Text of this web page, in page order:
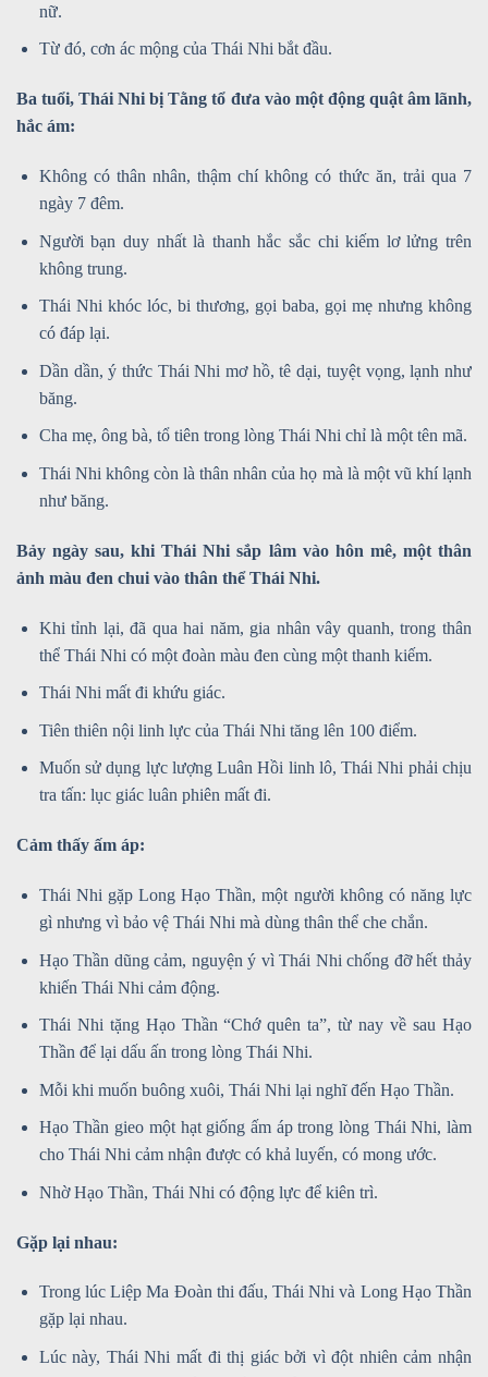
nữ.
Từ đó, cơn ác mộng của Thái Nhi bắt đầu.
Ba tuổi, Thái Nhi bị Tằng tổ đưa vào một động quật âm lãnh,
hắc ám:
Không có thân nhân, thậm chí không có thức ăn, trải qua 7
ngày 7 đêm.
Người bạn duy nhất là thanh hắc sắc chi kiếm lơ lửng trên
không trung.
Thái Nhi khóc lóc, bi thương, gọi baba, gọi mẹ nhưng không
có đáp lại.
Dần dần, ý thức Thái Nhi mơ hồ, tê dại, tuyệt vọng, lạnh như
băng.
Cha mẹ, ông bà, tổ tiên trong lòng Thái Nhi chỉ là một tên mã.
Thái Nhi không còn là thân nhân của họ mà là một vũ khí lạnh
như băng.
Bảy ngày sau, khi Thái Nhi sắp lâm vào hôn mê, một thân
ảnh màu đen chui vào thân thể Thái Nhi.
Khi tỉnh lại, đã qua hai năm, gia nhân vây quanh, trong thân
thể Thái Nhi có một đoàn màu đen cùng một thanh kiếm.
Thái Nhi mất đi khứu giác.
Tiên thiên nội linh lực của Thái Nhi tăng lên 100 điểm.
Muốn sử dụng lực lượng Luân Hồi linh lô, Thái Nhi phải chịu
tra tấn: lục giác luân phiên mất đi.
Cảm thấy ấm áp:
Thái Nhi gặp Long Hạo Thần, một người không có năng lực
gì nhưng vì bảo vệ Thái Nhi mà dùng thân thể che chắn.
Hạo Thần dũng cảm, nguyện ý vì Thái Nhi chống đỡ hết thảy
khiến Thái Nhi cảm động.
Thái Nhi tặng Hạo Thần “Chớ quên ta”, từ nay về sau Hạo
Thần để lại dấu ấn trong lòng Thái Nhi.
Mỗi khi muốn buông xuôi, Thái Nhi lại nghĩ đến Hạo Thần.
Hạo Thần gieo một hạt giống ấm áp trong lòng Thái Nhi, làm
cho Thái Nhi cảm nhận được có khả luyến, có mong ước.
Nhờ Hạo Thần, Thái Nhi có động lực để kiên trì.
Gặp lại nhau:
Trong lúc Liệp Ma Đoàn thi đấu, Thái Nhi và Long Hạo Thần
gặp lại nhau.
Lúc này, Thái Nhi mất đi thị giác bởi vì đột nhiên cảm nhận